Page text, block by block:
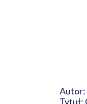
Autor: